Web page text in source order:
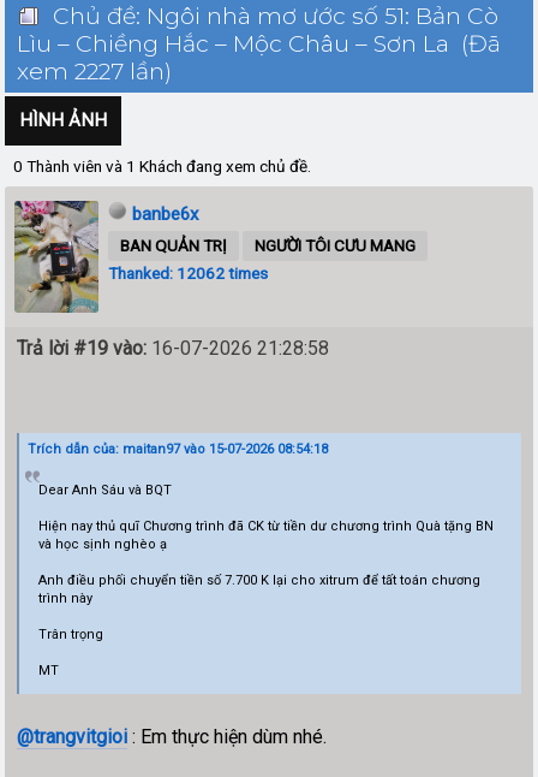
Chủ đề: Ngôi nhà mơ ước số 51: Bản Cò
Lìu – Chiềng Hắc – Mộc Châu – Sơn La (Đã
xem 2227 lần)
HÌNH ẢNH
0 Thành viên và 1 Khách đang xem chủ đề.
banbe6x
BAN QUẢN TRỊ
NGƯỜI TÔI CƯU MANG
Thanked: 12062 times
Trả lời #19 vào: 16-07-2026 21:28:58
Trích dẫn của: maitan97 vào 15-07-2026 08:54:18
Dear Anh Sáu và BQT
Hiện nay thủ quĩ Chương trình đã CK từ tiền dư chương trình Quà tặng BN
và học sịnh nghèo ạ
Anh điều phối chuyển tiền số 7.700 K lại cho xitrum để tất toán chương
trình này
Trân trọng
MT
@trangvitgioi : Em thực hiện dùm nhé.